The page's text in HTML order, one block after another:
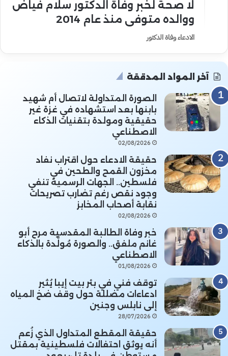
لا صحة لخبر وفاة الدكتور سلام فياض
ووالده متوفى منذ عام 2014
الادعاء وفاة الدكتور
آخر المواد المدققة
الصورة المتداولة لاتصال أم شهيد
بابنها بعد استشهاده في غزة غير
حقيقية ومولدة بتقنيات الذكاء
الاصطناعي
02/08/2026
حقيقة الادعاء حول اقتراب نفاد
مخزون القمح والطحين في
فلسطين.. الجهات الرسمية تنفي
وجود نقص رغم تضارب تصريحات
نقابة أصحاب المخابز
02/08/2026
خبر وفاة الطالبة المقدسية مرح أبو
غانم ملفق.. والصورة مُولَّدة بالذكاء
الاصطناعي
01/08/2026
توقف فني في بئر بيت إيبا يُثير
ادعاءات مضللة حول وقف ضخ المياه
إلى نابلس وجنين
28/07/2026
حقيقة المقطع المتداول الذي زُعم
أنه يوثق احتفالات فلسطينية بمقتل